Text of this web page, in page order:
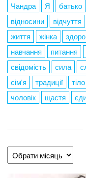
Чандра
Я батько
відносини
відчуття
життя
жінка
навчання
питання
свідомість
сила
сім'я
традиції тіло
чоловік
щастя
Архіви